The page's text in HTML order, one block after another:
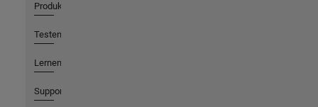
Produkte
Testen oder Kaufen
Lernen
Support